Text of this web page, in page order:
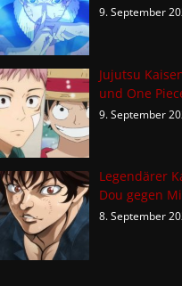
9. September
Jujutsu
und One
9. September
Legendärer
Dou gegen
8. September